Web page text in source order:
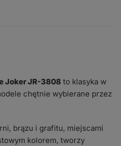
Joker JR-3808 to klasyka w
chętnie wybierane przez
brązu i grafitu, miejscami
kolorem, tworzy